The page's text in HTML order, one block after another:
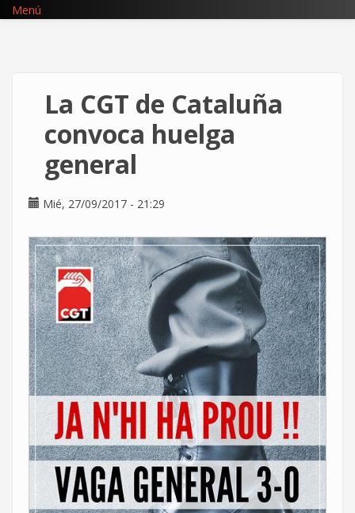
Pasar
Menú
La CGT de Cataluña
convoca huelga
general
Mié, 27/09/2017 - 21:29